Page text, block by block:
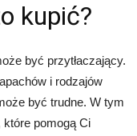
kupić?
być przytłaczający.
i rodzajów
być trudne. W tym
pomogą Ci